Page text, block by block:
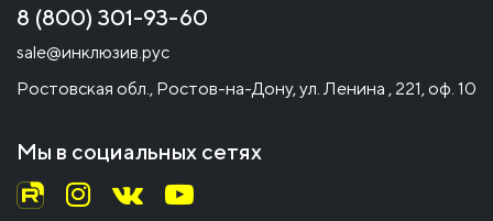
8 (800) 301-93-60
sale@инклюзив.рус
Ростовская обл., Ростов-на-Дону, ул. Ленина , 221, оф. 10
Мы в социальных сетях